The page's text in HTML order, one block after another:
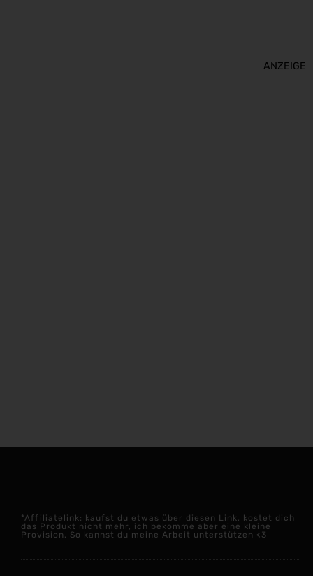
ANZEIGE
*Affiliatelink: kaufst du etwas über diesen Link, kostet dich
das Produkt nicht mehr, ich bekomme aber eine kleine
Provision. So kannst du meine Arbeit unterstützen <3